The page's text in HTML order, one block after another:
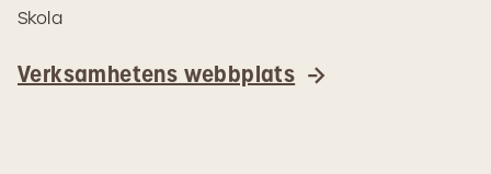
Skola
Verksamhetens webbplats